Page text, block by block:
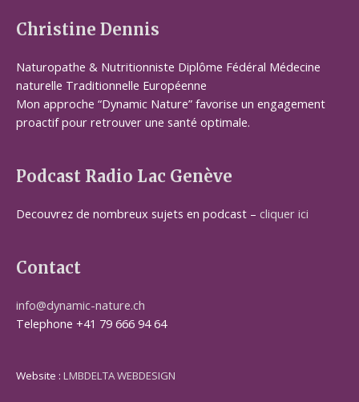
Christine Dennis
Naturopathe & Nutritionniste Diplôme Fédéral Médecine
naturelle Traditionnelle Européenne
Mon approche “Dynamic Nature” favorise un engagement
proactif pour retrouver une santé optimale.
Podcast Radio Lac Genève
Decouvrez de nombreux sujets en podcast – cliquer ici
Contact
info@dynamic-nature.ch
Telephone +41 79 666 94 64
Website : LMBDELTA WEBDESIGN